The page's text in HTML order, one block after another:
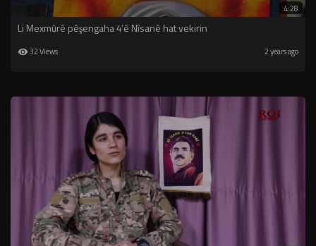
4:28
Li Mexmûrê pêşengaha 4’ê Nîsanê hat vekirin
32 Views 2 years ago